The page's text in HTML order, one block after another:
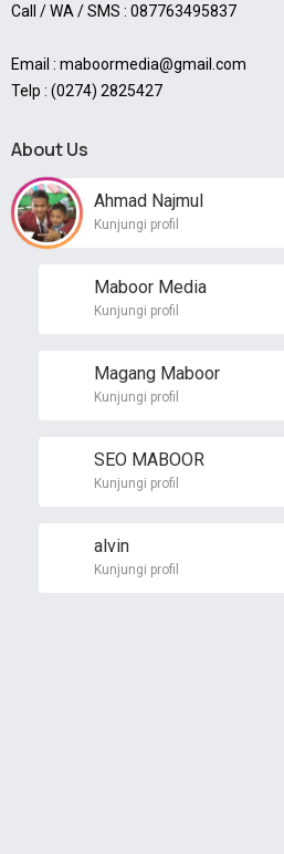
Call / WA / SMS : 087763495837
Email : maboormedia@gmail.com
Telp : (0274) 2825427
About Us
Ahmad Najmul
Kunjungi profil
Maboor Media
Kunjungi profil
Magang Maboor
Kunjungi profil
SEO MABOOR
Kunjungi profil
alvin
Kunjungi profil